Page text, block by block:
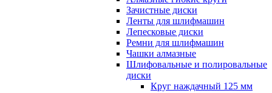
Зачистные диски
Ленты для шлифмашин
Лепесковые диски
Ремни для шлифмашин
Чашки алмазные
Шлифовальные и полировальные
диски
Круг наждачный 125 мм